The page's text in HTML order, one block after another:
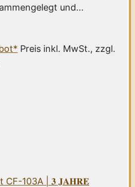
und...
Preis inkl. MwSt., zzgl.
CF-103A | 𝟑 𝐉𝐀𝐇𝐑𝐄